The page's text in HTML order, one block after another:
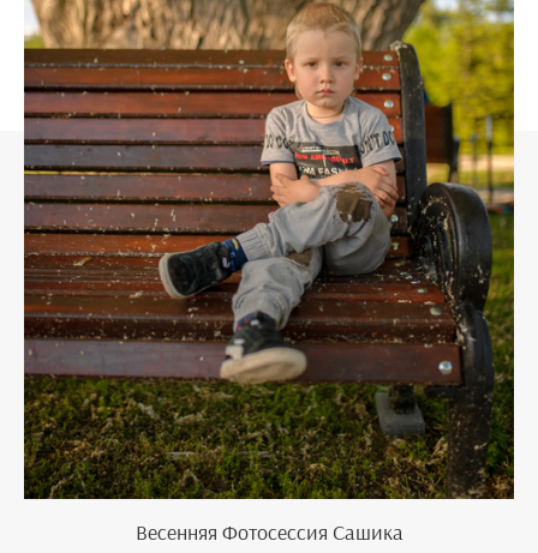
Весенняя Фотосессия Сашика